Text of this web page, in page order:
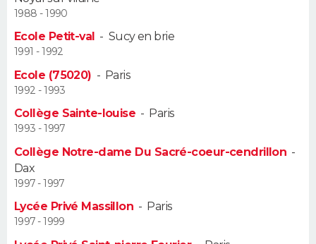
VOYAGE
BONS PLANS
CARTE DE VOEUX
Dictionnaire
Biographies
Citations
Expressions
Proverbes
1988 - 1990
Ecole Petit-val - Sucy en brie
1991 - 1992
Ecole (75020) - Paris
1992 - 1993
Collège Sainte-louise - Paris
1993 - 1997
Collège Notre-dame Du Sacré-coeur-cendrillon -
Dax
1997 - 1997
Lycée Privé Massillon - Paris
1997 - 1999